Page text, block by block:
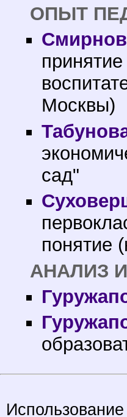
ОПЫТ
Москвы)
сад"
понятие
АНАЛИЗ